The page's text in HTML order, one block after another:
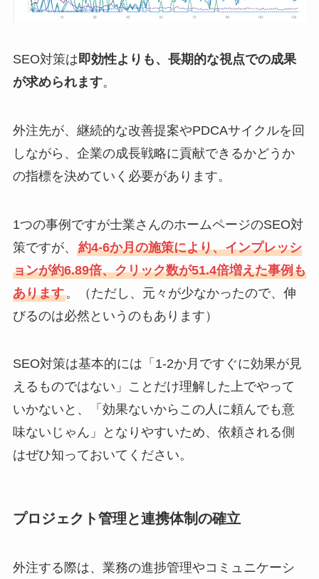
SEO対策は即効性よりも、長期的な視点での成果
が求められます。
外注先が、継続的な改善提案やPDCAサイクルを回
しながら、企業の成長戦略に貢献できるかどうか
の指標を決めていく必要があります。
1つの事例ですが士業さんのホームページのSEO対
策ですが、 約4-6か月の施策により、インプレッシ
ョンが約6.89倍、クリック数が51.4倍増えた事例も
あります。（ただし、元々が少なかったので、伸
びるのは必然というのもあります）
SEO対策は基本的には「1-2か月ですぐに効果が見
えるものではない」ことだけ理解した上でやって
いかないと、「効果ないからこの人に頼んでも意
味ないじゃん」となりやすいため、依頼される側
はぜひ知っておいてください。
プロジェクト管理と連携体制の確立
外注する際は、業務の進捗管理やコミュニケーシ